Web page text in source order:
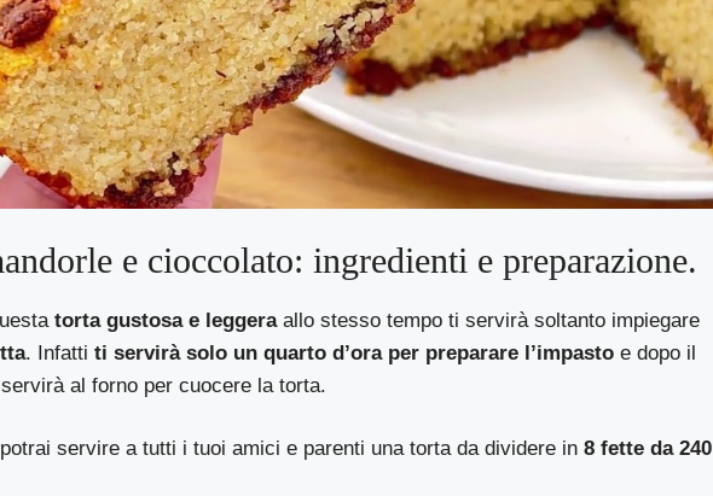
e cioccolato: ingredienti e preparazione.
torta gustosa e leggeraallo stesso tempo ti servirà soltanto impiegare
. Infatti ti servirà solo un quarto d’ora per preparare l’impasto e dopo il
al forno per cuocere la torta.
servire a tutti i tuoi amici e parenti una torta da dividere in 8 fette da 240